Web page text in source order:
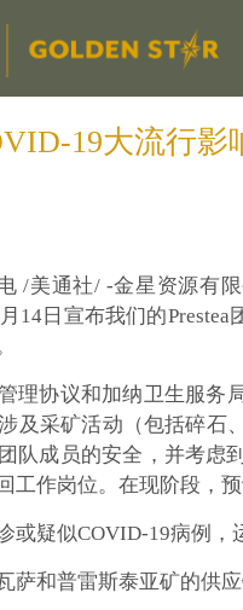
19大流行影
/美通社/ -金星资源有
14日宣布我们的
理协议和加纳卫生服务
及采矿活动（包括碎石
队成员的安全，并考虑
工作岗位。在现阶段，
或疑似COVID-19病例，
萨和普雷斯泰亚矿的供